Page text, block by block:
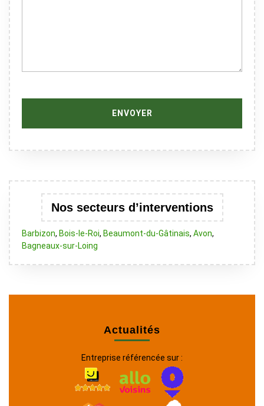
Nos secteurs d’interventions
Barbizon, Bois-le-Roi, Beaumont-du-Gâtinais, Avon,
Bagneaux-sur-Loing
Actualités
Entreprise référencée sur :